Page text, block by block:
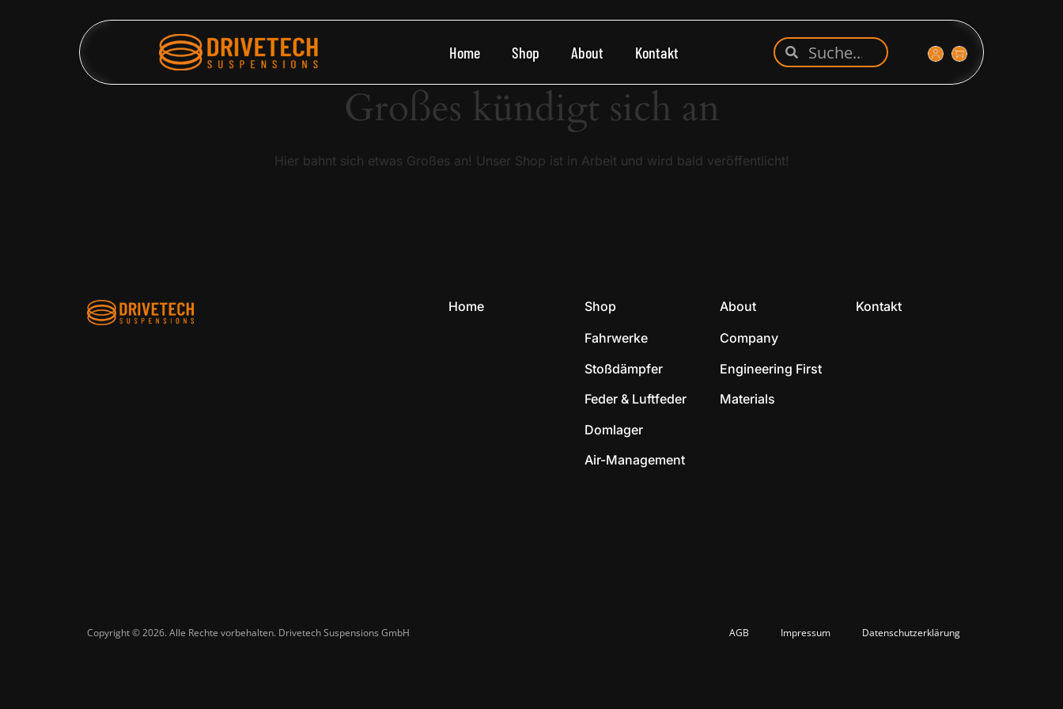
Home Shop About Kontakt
Großes kündigt sich an
Hier bahnt sich etwas Großes an! Unser Shop ist in Arbeit und wird bald veröffentlicht!
Home
Shop
Fahrwerke
Stoßdämpfer
Feder & Luftfeder
Domlager
Air-Management
About
Company
Engineering First
Materials
Kontakt
Copyright © 2026. Alle Rechte vorbehalten. Drivetech Suspensions GmbH​ AGB Impressum Datenschutzerklärung